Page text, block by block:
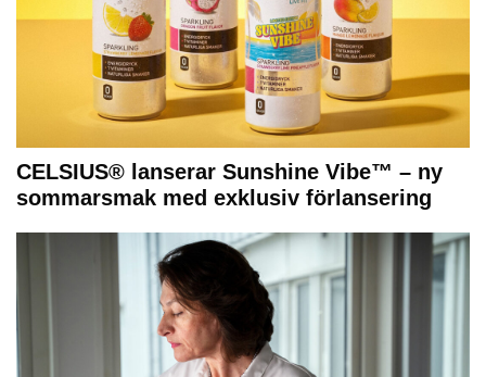
CELSIUS® lanserar Sunshine Vibe™ – ny
sommarsmak med exklusiv förlansering